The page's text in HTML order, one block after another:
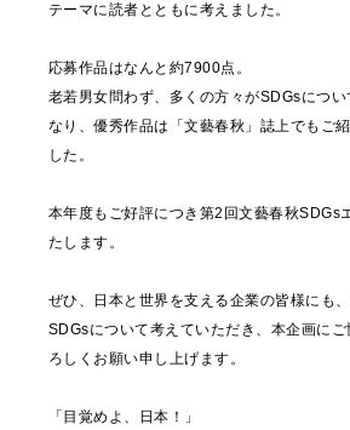
テーマに読者とともに考えました。
応募作品はなんと約7900点。
老若男女問わず、多くの方々がSDGsについ
なり、優秀作品は「文藝春秋」誌上でもご
した。
本年度もご好評につき第2回文藝春秋SDGs
たします。
ぜひ、日本と世界を支える企業の皆様にも
SDGsについて考えていただき、本企画にご
ろしくお願い申し上げます。
「目覚めよ、日本！」